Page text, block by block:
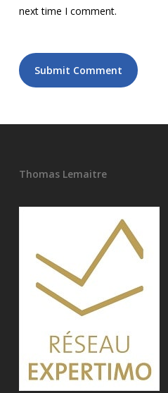
next time I comment.
Thomas Lemaitre